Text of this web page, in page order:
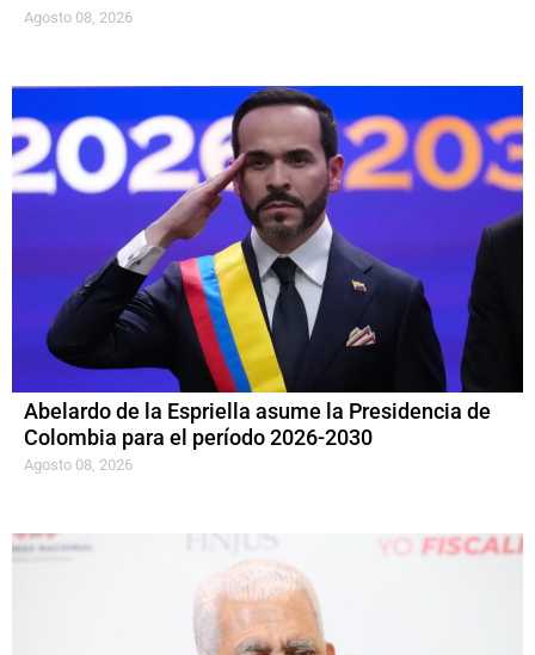
Agosto 08, 2026
Abelardo de la Espriella asume la Presidencia de
Colombia para el período 2026-2030
Agosto 08, 2026